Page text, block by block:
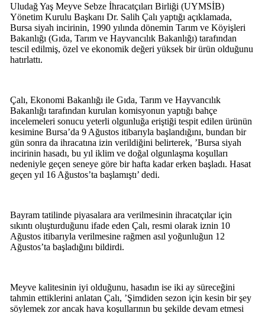
Uludağ Yaş Meyve Sebze İhracatçıları Birliği (UYMSİB)
Yönetim Kurulu Başkanı Dr. Salih Çalı yaptığı açıklamada,
Bursa siyah incirinin, 1990 yılında dönemin Tarım ve Köyişleri
Bakanlığı (Gıda, Tarım ve Hayvancılık Bakanlığı) tarafından
tescil edilmiş, özel ve ekonomik değeri yüksek bir ürün olduğunu
hatırlattı.
Çalı, Ekonomi Bakanlığı ile Gıda, Tarım ve Hayvancılık
Bakanlığı tarafından kurulan komisyonun yaptığı bahçe
incelemeleri sonucu yeterli olgunluğa eriştiği tespit edilen ürünün
kesimine Bursa’da 9 Ağustos itibarıyla başlandığını, bundan bir
gün sonra da ihracatına izin verildiğini belirterek, ’Bursa siyah
incirinin hasadı, bu yıl iklim ve doğal olgunlaşma koşulları
nedeniyle geçen seneye göre bir hafta kadar erken başladı. Hasat
geçen yıl 16 Ağustos’ta başlamıştı’ dedi.
Bayram tatilinde piyasalara ara verilmesinin ihracatçılar için
sıkıntı oluşturduğunu ifade eden Çalı, resmi olarak iznin 10
Ağustos itibarıyla verilmesine rağmen asıl yoğunluğun 12
Ağustos’ta başladığını bildirdi.
Meyve kalitesinin iyi olduğunu, hasadın ise iki ay süreceğini
tahmin ettiklerini anlatan Çalı, ’Şimdiden sezon için kesin bir şey
söylemek zor ancak hava koşullarının bu şekilde devam etmesi